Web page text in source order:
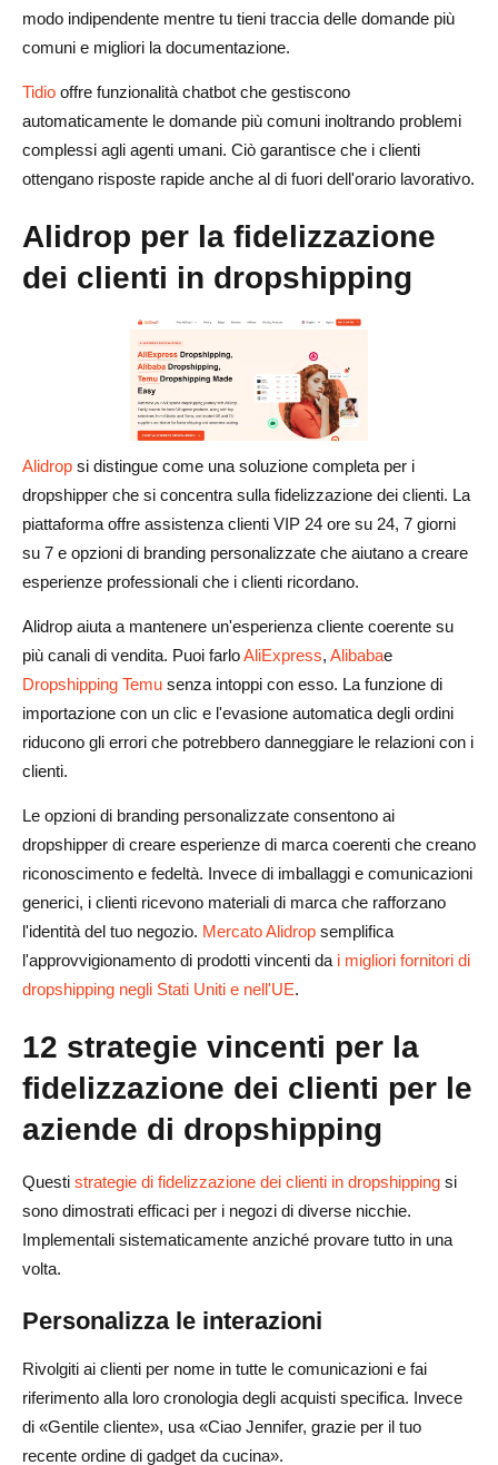
modo indipendente mentre tu tieni traccia delle domande più
comuni e migliori la documentazione.
Tidio offre funzionalità chatbot che gestiscono
automaticamente le domande più comuni inoltrando problemi
complessi agli agenti umani. Ciò garantisce che i clienti
ottengano risposte rapide anche al di fuori dell'orario lavorativo.
Alidrop per la fidelizzazione
dei clienti in dropshipping
Alidrop si distingue come una soluzione completa per i
dropshipper che si concentra sulla fidelizzazione dei clienti. La
piattaforma offre assistenza clienti VIP 24 ore su 24, 7 giorni
su 7 e opzioni di branding personalizzate che aiutano a creare
esperienze professionali che i clienti ricordano.
Alidrop aiuta a mantenere un'esperienza cliente coerente su
più canali di vendita. Puoi farloAliExpress, Alibabae
Dropshipping Temu senza intoppi con esso. La funzione di
importazione con un clic e l'evasione automatica degli ordini
riducono gli errori che potrebbero danneggiare le relazioni con i
clienti.
Le opzioni di branding personalizzate consentono ai
dropshipper di creare esperienze di marca coerenti che creano
riconoscimento e fedeltà. Invece di imballaggi e comunicazioni
generici, i clienti ricevono materiali di marca che rafforzano
l'identità del tuo negozio. Mercato Alidrop semplifica
l'approvvigionamento di prodotti vincenti da i migliori fornitori di
dropshipping negli Stati Uniti e nell'UE.
12 strategie vincenti per la
fidelizzazione dei clienti per le
aziende di dropshipping
Questi strategie di fidelizzazione dei clienti in dropshipping si
sono dimostrati efficaci per i negozi di diverse nicchie.
Implementali sistematicamente anziché provare tutto in una
volta.
Personalizza le interazioni
Rivolgiti ai clienti per nome in tutte le comunicazioni e fai
riferimento alla loro cronologia degli acquisti specifica. Invece
di «Gentile cliente», usa «Ciao Jennifer, grazie per il tuo
recente ordine di gadget da cucina».